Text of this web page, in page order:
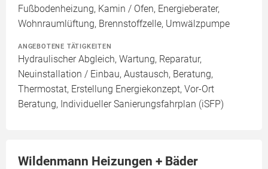
Fußbodenheizung, Kamin / Ofen, Energieberater,
Wohnraumlüftung, Brennstoffzelle, Umwälzpumpe
ANGEBOTENE TÄTIGKEITEN
Hydraulischer Abgleich, Wartung, Reparatur,
Neuinstallation / Einbau, Austausch, Beratung,
Thermostat, Erstellung Energiekonzept, Vor-Ort
Beratung, Individueller Sanierungsfahrplan (iSFP)
Wildenmann Heizungen + Bäder